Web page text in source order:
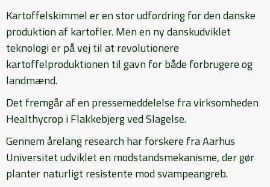
Kartoffelskimmel er en stor udfordring for den danske
produktion af kartofler. Men en ny danskudviklet
teknologi er på vej til at revolutionere
kartoffelproduktionen til gavn for både forbrugere og
landmænd.
Det fremgår af en pressemeddelelse fra virksomheden
Healthycrop i Flakkebjerg ved Slagelse.
Gennem årelang research har forskere fra Aarhus
Universitet udviklet en modstandsmekanisme, der gør
planter naturligt resistente mod svampeangreb.